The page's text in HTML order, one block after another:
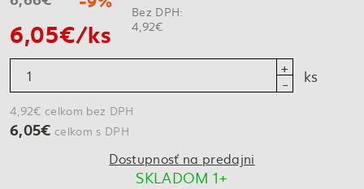
6,05€/ks
Bez DPH:
4,92€
ks
4,92€ celkom bez DPH
6,05€ celkom s DPH
Dostupnosť na predajni
SKLADOM 1+